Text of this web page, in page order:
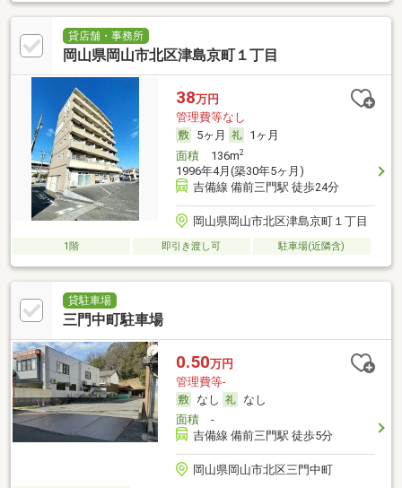
貸店舗・事務所
岡山県岡山市北区津島京町１丁目
38万円
管理費等なし
5ヶ月
1ヶ月
面積136m2
1996年4月(築30年5ヶ月)
吉備線 備前三門駅 徒歩24分
岡山県岡山市北区津島京町１丁目
1階 即引き渡し可 駐車場(近隣含)
貸駐車場
三門中町駐車場
0.50万円
管理費等-
なし
なし
面積-
吉備線 備前三門駅 徒歩5分
岡山県岡山市北区三門中町